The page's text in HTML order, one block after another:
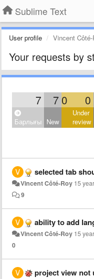
Sublime Text
User profile Vincent Côté-
Your requests by
7 7 0 0
Барлығы New
Under
review
selected tab
Vincent Côté-Roy 15
9
ability to add
Vincent Côté-Roy 15
0
project view not updated